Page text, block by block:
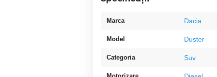
Marca Dacia
Model Duster
Categoria Suv